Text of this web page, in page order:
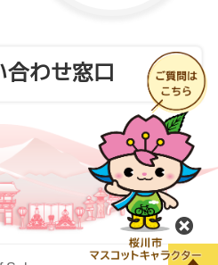
合わせ窓口